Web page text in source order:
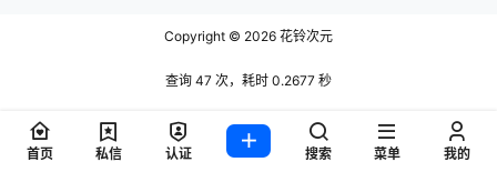
Copyright © 2026 花铃次元
查询 47 次，耗时 0.2677 秒
首页 私信 认证 搜索 菜单 我的